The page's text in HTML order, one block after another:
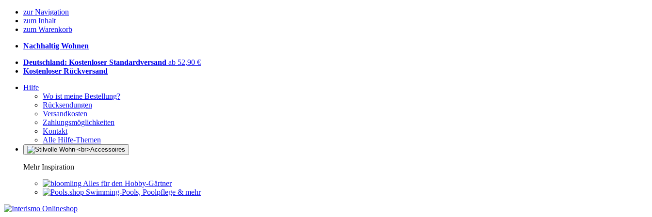
zur Navigation
zum Inhalt
zum Warenkorb
Nachhaltig Wohnen
Deutschland: Kostenloser Standardversand ab 52,90 €
Kostenloser Rückversand
Hilfe
Wo ist meine Bestellung?
Rücksendungen
Versandkosten
Zahlungsmöglichkeiten
Kontakt
Alle Hilfe-Themen
Mehr Inspiration
Alles für den Hobby-Gärtner
Swimming-Pools, Poolpflege & mehr